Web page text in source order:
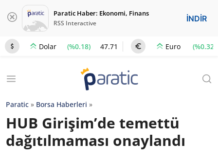
Paratic Haber: Ekonomi, Finans
RSS Interactive İNDİR
Dolar (%0.18) 47.71 Euro (%0.32)
Paratic » Borsa Haberleri »
HUB Girişim’de temettü
dağıtılmaması onaylandı